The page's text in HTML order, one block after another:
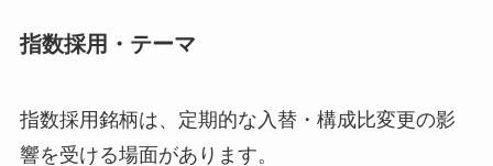
指数採用・テーマ
指数採用銘柄は、定期的な入替・構成比変更の影
響を受ける場面があります。